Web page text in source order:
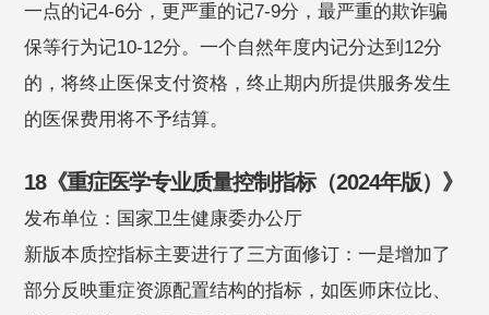
一点的记4-6分，更严重的记7-9分，最严重的欺诈骗
保等行为记10-12分。一个自然年度内记分达到12分
的，将终止医保支付资格，终止期内所提供服务发生
的医保费用将不予结算。
18《重症医学专业质量控制指标（2024年版）》
发布单位：国家卫生健康委办公厅
新版本质控指标主要进行了三方面修订：一是增加了
部分反映重症资源配置结构的指标，如医师床位比、